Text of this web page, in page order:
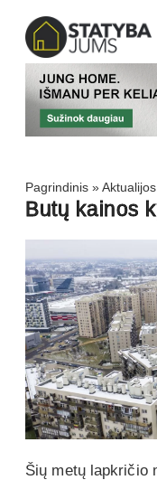
Pagrindinis »Aktualijos
Butų kainos
Šių metų lapkričio